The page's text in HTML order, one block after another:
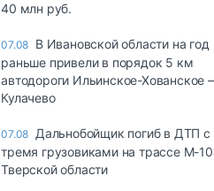
40 млн руб.
07.08 В Ивановской области на год
раньше привели в порядок 5 км
автодороги Ильинское-Хованское –
Кулачево
07.08 Дальнобойщик погиб в ДТП с
тремя грузовиками на трассе М-
Тверской области